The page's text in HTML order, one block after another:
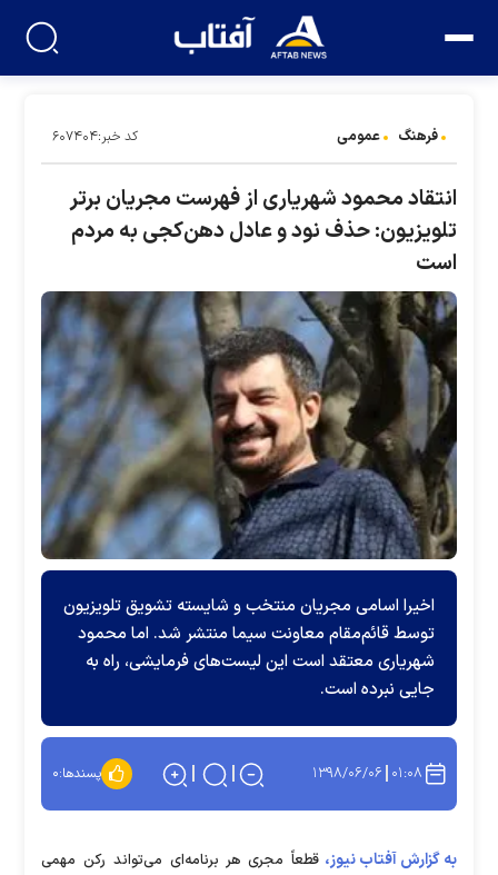
فرهنگ عمومی کد خبر:۶۰۷۴۰۴
انتقاد محمود شهریاری از فهرست مجریان برتر
تلویزیون: حذف نود و عادل دهن‌کجی به مردم
است
اخیرا اسامی مجریان منتخب و شایسته تشویق تلویزیون
توسط قائم‌مقام معاونت سیما منتشر شد. اما محمود
شهریاری معتقد است این لیست‌های فرمایشی، راه به
جایی نبرده است.
۰۱:۰۸ ۱۳۹۸/۰۶/۰۶ پسندها:۰
به گزارش آفتاب نیوز، قطعاً مجری هر برنامه‌ای می‌تواند رکن مهمی